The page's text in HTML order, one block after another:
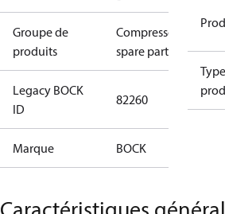
Groupe de
produits
Compressors
spare parts
Legacy BOCK
ID
82260
Marque BOCK